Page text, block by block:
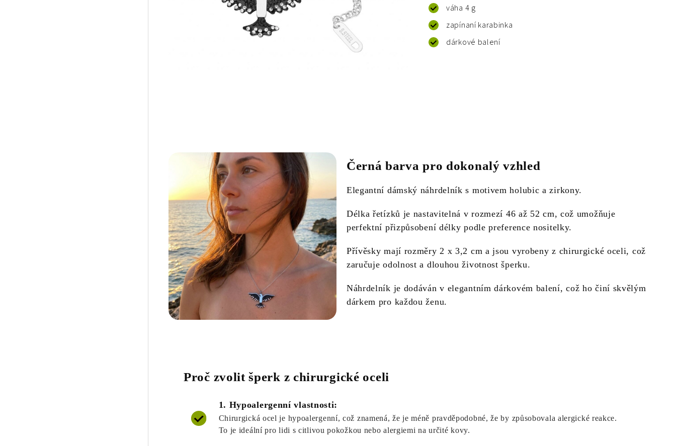
váha 4 g
zapínaní karabinka
dárkové balení
Černá barva pro dokonalý vzhled
Elegantní dámský náhrdelník s motivem holubic a zirkony.
Délka řetízků je nastavitelná v rozmezí 46 až 52 cm, což umožňuje
perfektní přizpůsobení délky podle preference nositelky.
Přívěsky mají rozměry 2 x 3,2 cm a jsou vyrobeny z chirurgické oceli, což
zaručuje odolnost a dlouhou životnost šperku.
Náhrdelník je dodáván v elegantním dárkovém balení, což ho činí skvělým
dárkem pro každou ženu.
Proč zvolit šperk z chirurgické oceli
1. Hypoalergenní vlastnosti:
Chirurgická ocel je hypoalergenní, což znamená, že je méně pravděpodobné, že by způsobovala alergické reakce.
To je ideální pro lidi s citlivou pokožkou nebo alergiemi na určité kovy.